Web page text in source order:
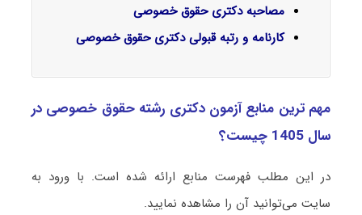
مصاحبه دکتری حقوق خصوصی
کارنامه و رتبه قبولی دکتری حقوق خصوصی
مهم ترین منابع آزمون دکتری رشته حقوق خصوصی در
سال 1405 چیست؟
در این مطلب فهرست منابع ارائه شده است. با ورود به
سایت می‌توانید آن را مشاهده نمایید.